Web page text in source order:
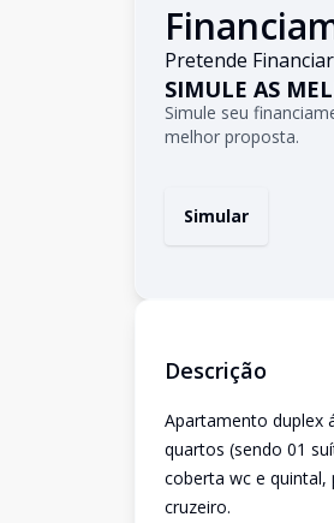
Pretende
SIMULE AS
Simule seu
melhor proposta.
Simular
Descrição
Apartamento duplex
quartos (sendo 01
coberta wc e quintal,
cruzeiro.